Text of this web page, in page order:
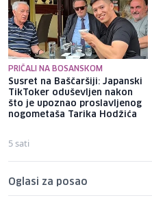
PRIČALI NA BOSANSKOM
Susret na Baščaršiji: Japanski
TikToker oduševljen nakon
što je upoznao proslavljenog
nogometaša Tarika Hodžića
5 sati
Oglasi za posao